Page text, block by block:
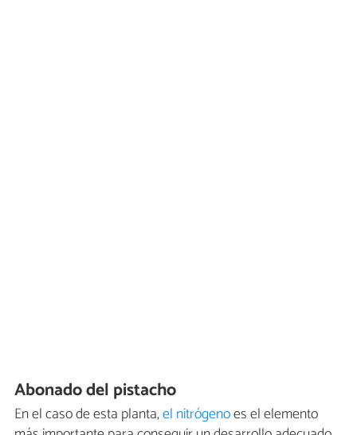
Abonado del pistacho
En el caso de esta planta,el nitrógenoes el elemento